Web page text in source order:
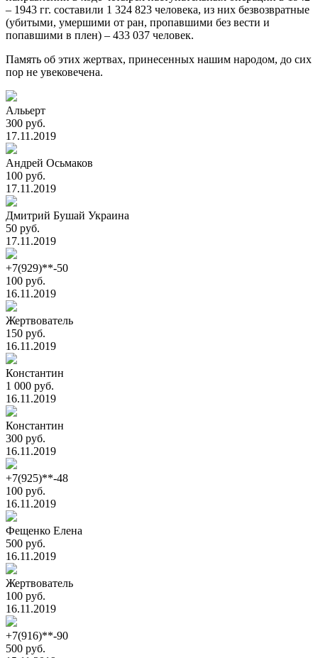
– 1943 гг. составили 1 324 823 человека, из них безвозвратные
(убитыми, умершими от ран, пропавшими без вести и
попавшими в плен) – 433 037 человек.
Память об этих жертвах, принесенных нашим народом, до сих
пор не увековечена.
Алььерт
300 руб.
17.11.2019
Андрей Осьмаков
100 руб.
17.11.2019
Дмитрий Бушай Украина
50 руб.
17.11.2019
+7(929)**-50
100 руб.
16.11.2019
Жертвователь
150 руб.
16.11.2019
Константин
1 000 руб.
16.11.2019
Константин
300 руб.
16.11.2019
+7(925)**-48
100 руб.
16.11.2019
Фещенко Елена
500 руб.
16.11.2019
Жертвователь
100 руб.
16.11.2019
+7(916)**-90
500 руб.